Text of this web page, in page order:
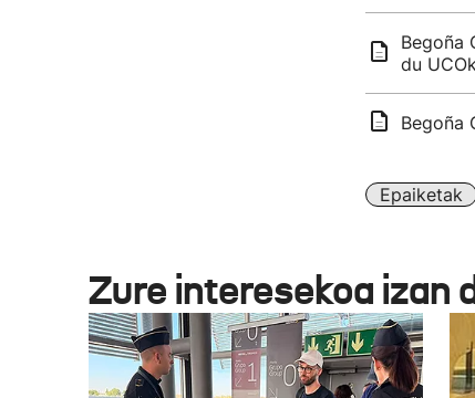
Begoña
du
Begoña
Epaiketak
Zure interesekoa izan